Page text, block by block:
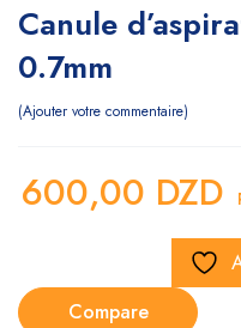
Canule
0.7mm
Ajouter votre commentaire
600,00 DZD
Compare